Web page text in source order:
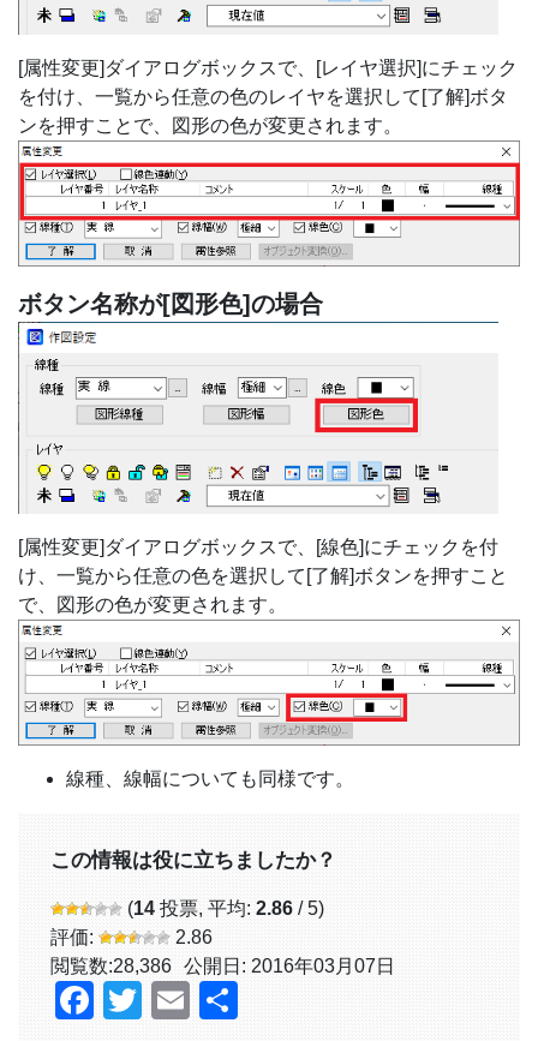
[属性変更]ダイアログボックスで、[レイヤ選択]にチェック
を付け、一覧から任意の色のレイヤを選択して[了解]ボタ
ンを押すことで、図形の色が変更されます。
ボタン名称が[図形色]の場合
[属性変更]ダイアログボックスで、[線色]にチェックを付
け、一覧から任意の色を選択して[了解]ボタンを押すこと
で、図形の色が変更されます。
線種、線幅についても同様です。
この情報は役に立ちましたか？
(14 投票, 平均: 2.86 / 5)
評価:
2.86
閲覧数:28,386 公開日: 2016年03月07日
Facebook
Twitter
Email